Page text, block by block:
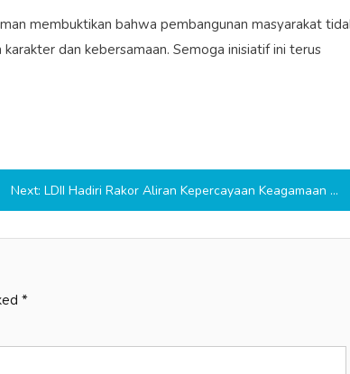
membuktikan bahwa pembangunan masyarakat
dan kebersamaan. Semoga inisiatif ini terus
Next: LDII Hadiri Rakor Aliran Kepercayaan Keagamaan Kejari Muba
*